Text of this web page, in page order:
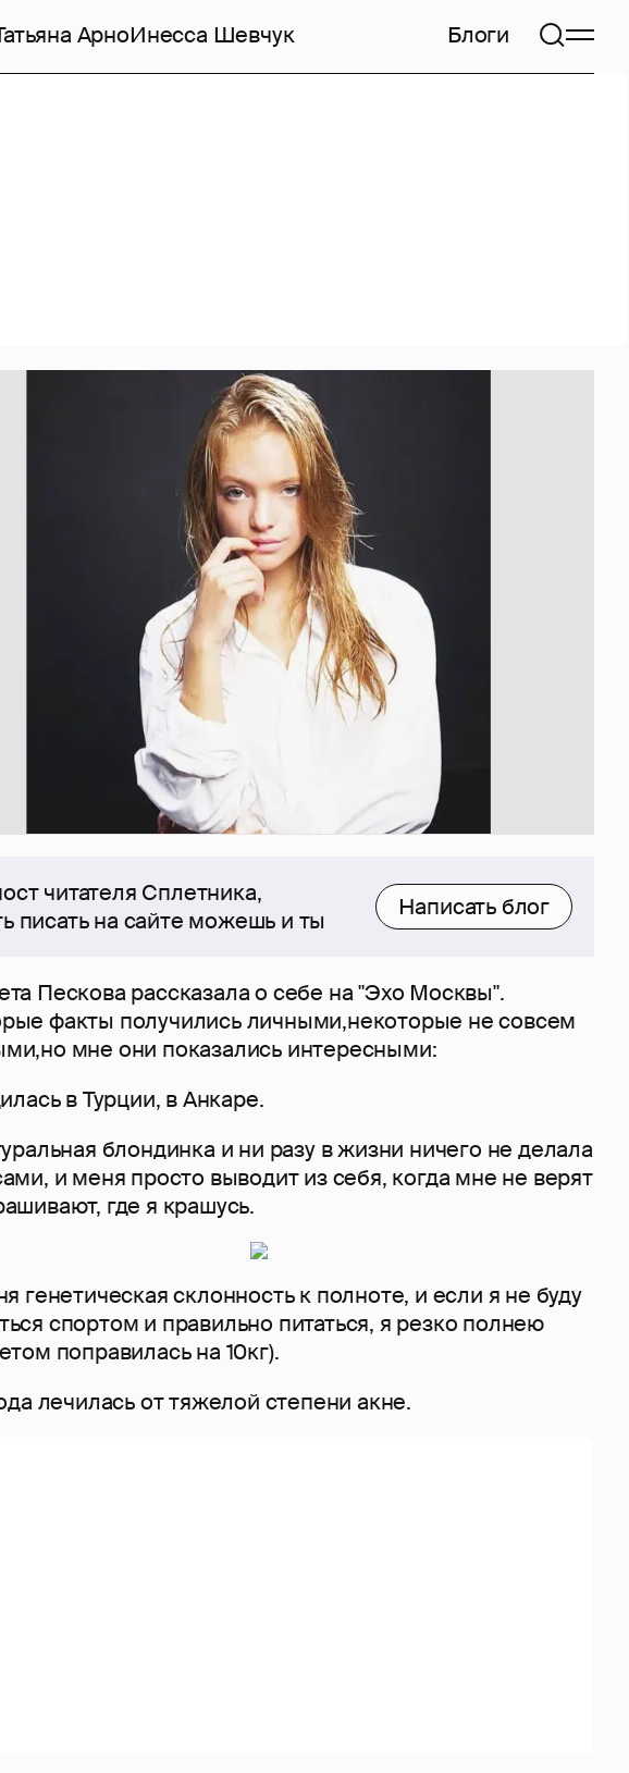
АрноИнесса Шевчук Блоги
читателя Сплетника,
писать на сайте можешь и ты
Написать блог
Пескова рассказала о себе на "Эхо Москвы".
факты получились личными,некоторые не совсем
мне они показались интересными:
в Турции, в Анкаре.
блондинка и ни разу в жизни ничего не делала
и меня просто выводит из себя, когда мне не верят
где я крашусь.
генетическая склонность к полноте, и если я не буду
спортом и правильно питаться, я резко полнею
поправилась на 10кг).
лечилась от тяжелой степени акне.